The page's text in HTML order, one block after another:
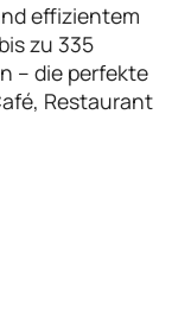
effizientem
zu 335
– die perfekte
Restaurant